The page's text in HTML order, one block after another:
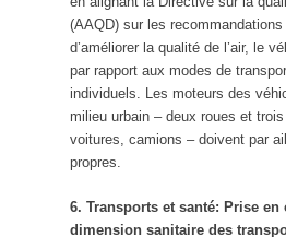
(AAQD) sur les recommandations
d’améliorer la qualité de l’air, le
par rapport aux modes de
individuels. Les moteurs des
milieu urbain – deux roues et
voitures, camions – doivent par
propres.
6. Transports et santé: Prise en
dimension sanitaire des